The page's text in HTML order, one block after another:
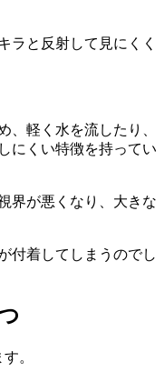
ラと反射して見にくく
、軽く水を流したり、
にくい特徴を持ってい
界が悪くなり、大きな
付着してしまうのでし
。